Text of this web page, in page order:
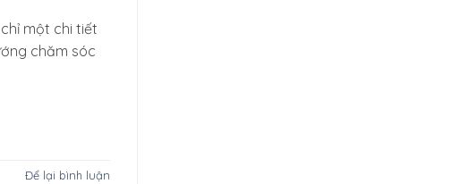
một chi tiết
chăm sóc
Để lại bình luận